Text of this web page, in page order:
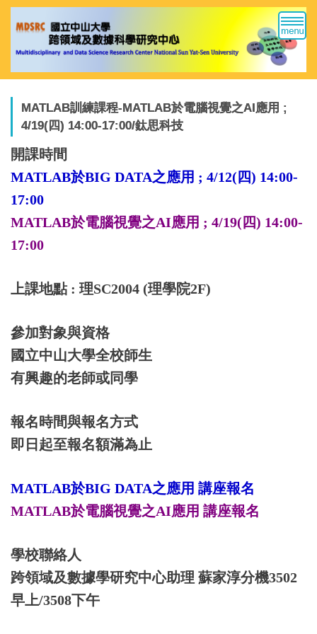
跳
到
要
內
MATLAB訓練課程-MATLAB於電腦視覺之AI應用 ;
4/19(四) 14:00-17:00/鈦思科技
開課時間
MATLAB於BIG DATA之應用 ; 4/12(四) 14:00-
17:00
MATLAB於電腦視覺之AI應用 ; 4/19(四) 14:00-
17:00
上課地點 : 理SC2004 (理學院2F)
參加對象與資格
國立中山大學全校師生
有興趣的老師或同學
報名時間與報名方式
即日起至報名額滿為止
MATLAB於BIG DATA之應用 講座報名
MATLAB於電腦視覺之AI應用 講座報名
學校聯絡人
跨領域及數據學研究中心助理 蘇家淳分機3502
早上/3508下午